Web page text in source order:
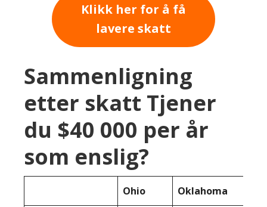
Klikk her for å få
lavere skatt
Sammenligning
etter skatt Tjener
du $40 000 per år
som enslig?
Ohio Oklahoma